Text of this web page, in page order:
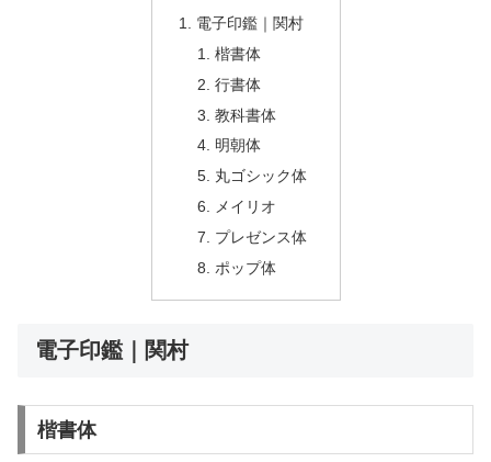
電子印鑑｜関村
楷書体
行書体
教科書体
明朝体
丸ゴシック体
メイリオ
プレゼンス体
ポップ体
電子印鑑｜関村
楷書体